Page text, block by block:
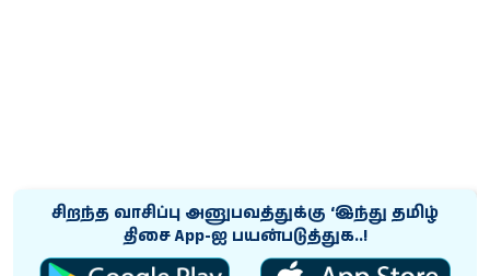
சிறந்த வாசிப்பு அனுபவத்துக்கு ‘இந்து தமிழ்
திசை App-ஐ பயன்படுத்துக..!